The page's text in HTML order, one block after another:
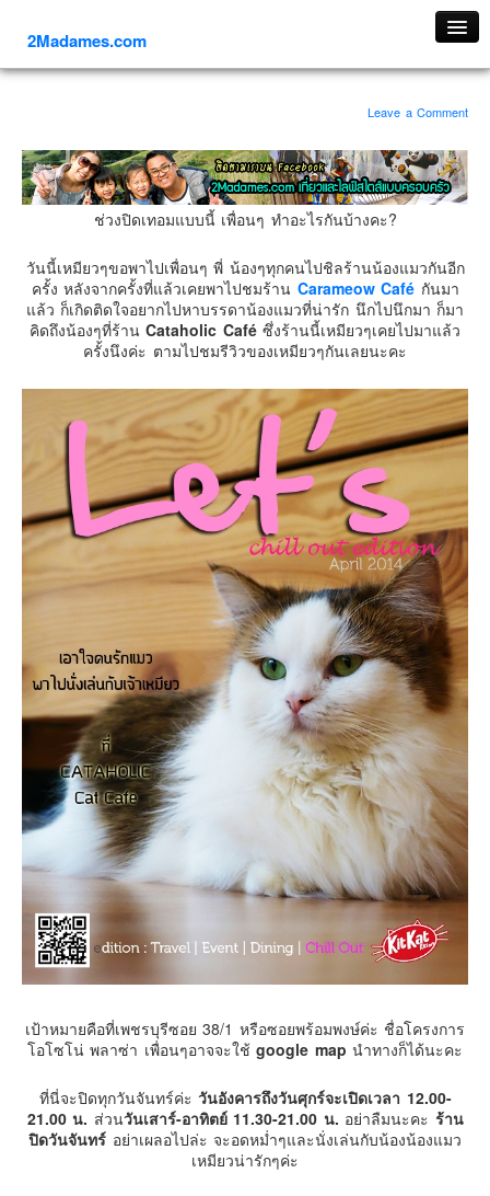
2Madames.com
ภาคใต้
ภาคตะวันออก
ภาคกลาง
ภาคตะวันตก
ภาคอีสาน
ทริปต่างประเทศ
ยุโรป
อิตาลี
ตุรกี-ตุรเคีย
เยอรมัน
ฝรั่งเศส
ออสเตรีย
สาธารณรัฐเช็ก
เนเธอร์แลนด์
เบลเยี่ยม
สวิสเซอร์แลนด์
โปรตุเกส
สเปน
โครเอเชีย
สโลเวเนีย
มอนเตรเนโกร
บอสเนียและเฮอร์เซโกวีน่า
ญี่ปุ่น
คันไซ-โอซาก้า เกียวโต
ฟูจิ
ฮอกไกโด
Leave a Comment
ช่วงปิดเทอมแบบนี้ เพื่อนๆ ทำอะไรกันบ้างคะ?
วันนี้เหมียวๆขอพาไปเพื่อนๆ พี่ น้องๆทุกคนไปชิลร้านน้องแมวกันอีก
ครั้ง หลังจากครั้งที่แล้วเคยพาไปชมร้าน Carameow Café กันมา
แล้ว ก็เกิดติดใจอยากไปหาบรรดาน้องแมวที่น่ารัก นึกไปนึกมา ก็มา
คิดถึงน้องๆที่ร้านCataholic Caféซึ่งร้านนี้เหมียวๆเคยไปมาแล้ว
ครั้งนึงค่ะ ตามไปชมรีวิวของเหมียวๆกันเลยนะคะ
เป้าหมายคือที่เพชรบุรีซอย 38/1 หรือซอยพร้อมพงษ์ค่ะ ชื่อโครงการ
โอโซโน่ พลาซ่า เพื่อนๆอาจจะใช้google map นำทางก็ได้นะคะ
ที่นี่จะปิดทุกวันจันทร์ค่ะ วันอังคารถึงวันศุกร์จะเปิดเวลา 12.00-
21.00 น. ส่วนวันเสาร์-อาทิตย์ 11.30-21.00 น. อย่าลืมนะคะ ร้าน
ปิดวันจันทร์ อย่าเผลอไปล่ะ จะอดหม่ำๆและนั่งเล่นกับน้องน้องแมว
เหมียวน่ารักๆค่ะ